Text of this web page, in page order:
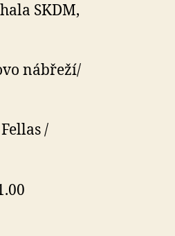
SKDM,
nábřeží/
/